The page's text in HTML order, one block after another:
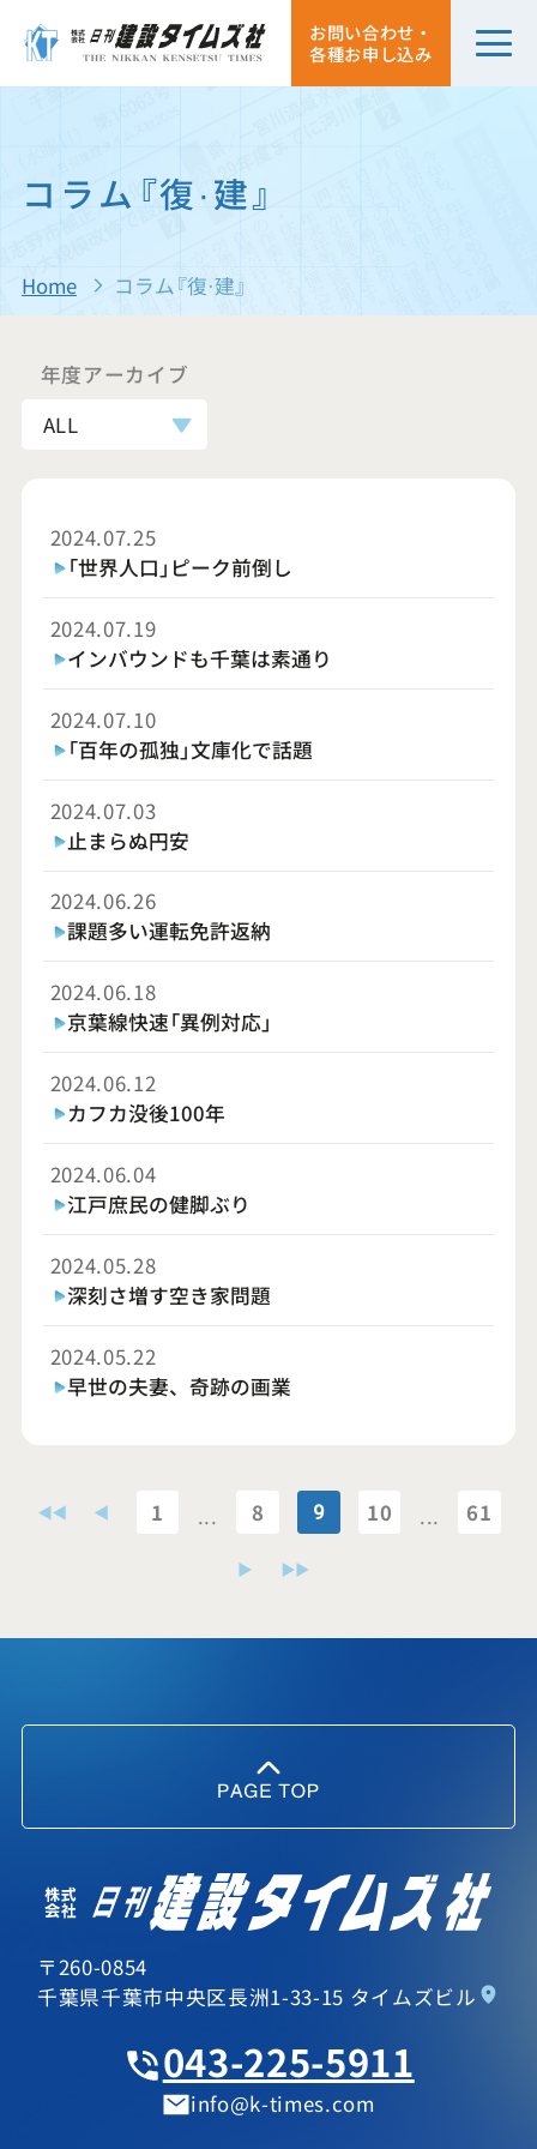
お問い合わせ・
各種お申し込み
コラム『復·建』
Home コラム『復·建』
年度アーカイブ
ALL
2024.07.25
「世界人口」ピーク前倒し
2024.07.19
インバウンドも千葉は素通り
2024.07.10
「百年の孤独」文庫化で話題
2024.07.03
止まらぬ円安
2024.06.26
課題多い運転免許返納
2024.06.18
京葉線快速「異例対応」
2024.06.12
カフカ没後100年
2024.06.04
江戸庶民の健脚ぶり
2024.05.28
深刻さ増す空き家問題
2024.05.22
早世の夫妻、奇跡の画業
1 ... 8 9 10 ... 61
〒260-0854
千葉県千葉市中央区長洲1-33-15 タイムズビル
043-225-5911
info k-times.com